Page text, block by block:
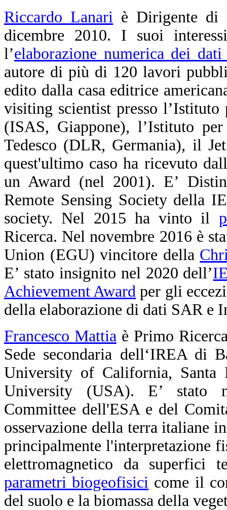
Riccardo Lanari è Dirigente di
dicembre 2010. I suoi
l’elaborazione numerica dei
autore di più di 120 lavori
edito dalla casa editrice
visiting scientist presso l’Istituto
(ISAS, Giappone), l’Istituto
Tedesco (DLR, Germania), il
quest'ultimo caso ha ricevuto
un Award (nel 2001). E’
Remote Sensing Society della
society. Nel 2015 ha vinto il
Ricerca. Nel novembre 2016 è
Union (EGU) vincitore della
E’ stato insignito nel 2020 dell’
Achievement Award per gli
della elaborazione di dati SAR e
Francesco Mattia è Primo
Sede secondaria dell‘IREA di
University of California, Santa
University (USA). E’ stato
Committee dell'ESA e del
osservazione della terra italiane
principalmente l'interpretazione
elettromagnetico da superfici
parametri biogeofisici come il
del suolo e la biomassa della